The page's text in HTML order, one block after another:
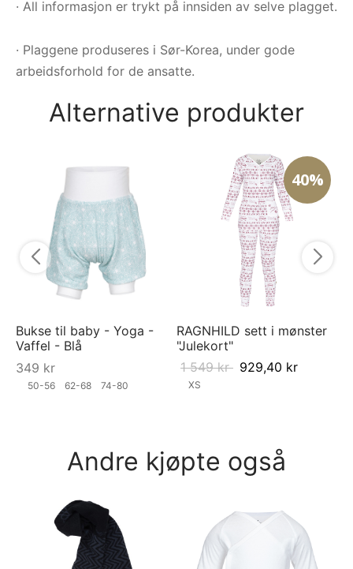
· All informasjon er trykt på innsiden av selve plagget.
· Plaggene produseres i Sør-Korea, under gode
arbeidsforhold for de ansatte.
Alternative produkter
Bukse til baby - Yoga -
Vaffel - Blå
349 kr
50-56 62-68 74-80
40%
RAGNHILD sett i mønster
"Julekort"
1 549kr 929,40 kr
XS
Andre kjøpte også